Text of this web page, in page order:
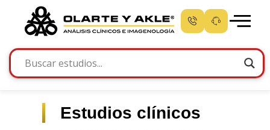
Estudios clínicos